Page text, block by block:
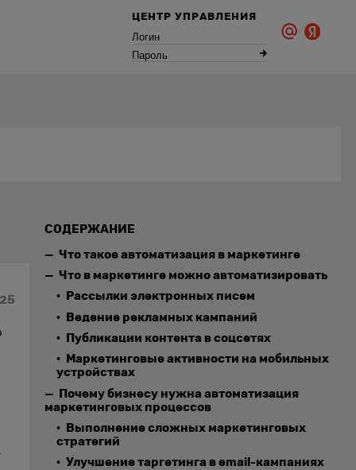
ЦЕНТР УПРАВЛЕНИЯ
Логин
Пароль
СОДЕРЖАНИЕ
Что такое автоматизация в маркетинге
Что в маркетинге можно автоматизировать
Рассылки электронных писем
Ведение рекламных кампаний
Публикации контента в соцсетях
Маркетинговые активности на мобильных
устройствах
Почему бизнесу нужна автоматизация
маркетинговых процессов
Выполнение сложных маркетинговых
стратегий
Улучшение таргетинга в email-кампаниях